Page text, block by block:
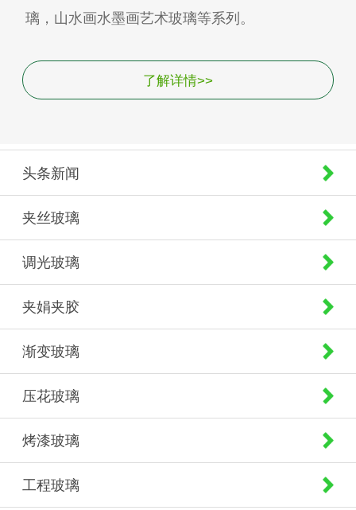
璃，山水画水墨画艺术玻璃等系列。
了解详情>>
头条新闻
夹丝玻璃
调光玻璃
夹娟夹胶
渐变玻璃
压花玻璃
烤漆玻璃
工程玻璃